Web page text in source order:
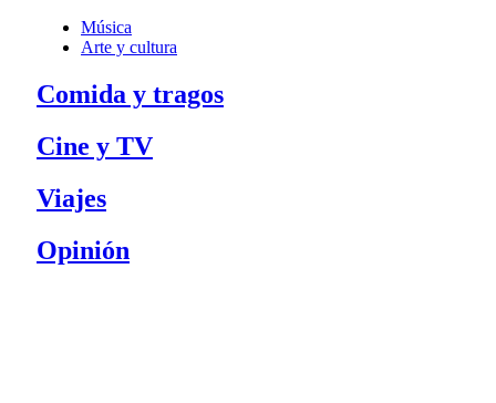
Música
Arte y cultura
Comida y tragos
Cine y TV
Viajes
Opinión